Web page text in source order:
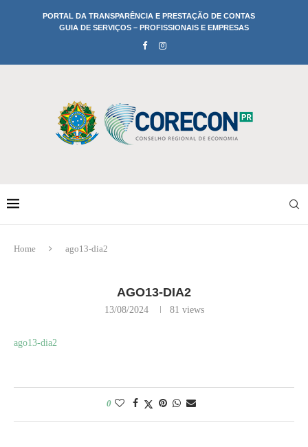
PORTAL DA TRANSPARÊNCIA E PRESTAÇÃO DE CONTAS
GUIA DE SERVIÇOS – PROFISSIONAIS E EMPRESAS
Home ago13-dia2
AGO13-DIA2
13/08/2024 81 views
ago13-dia2
0